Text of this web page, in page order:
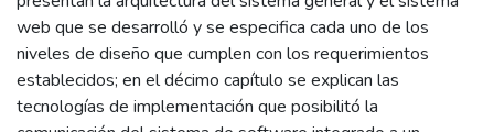
web que se desarrolló y se especifica cada uno de los
niveles de diseño que cumplen con los requerimientos
establecidos; en el décimo capítulo se explican las
tecnologías de implementación que posibilitó la